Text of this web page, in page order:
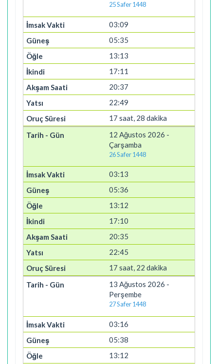
25 Safer 1448
03:09
05:35
13:13
17:11
20:37
22:49
17 saat, 28 dakika
12 Ağustos 2026 -
Çarşamba
26 Safer 1448
03:13
05:36
13:12
17:10
20:35
22:45
17 saat, 22 dakika
13 Ağustos 2026 -
Perşembe
27 Safer 1448
03:16
05:38
13:12